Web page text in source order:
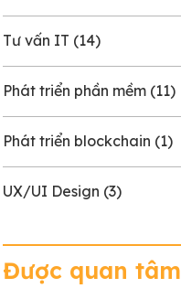
Tư vấn IT (14)
Phát triển phần mềm (11)
Phát triển blockchain (1)
UX/UI Design (3)
Được quan tâm